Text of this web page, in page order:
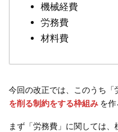
機械経費
労務費
材料費
今回の改正では、このうち「
を削る制約をする枠組み を作
まず「労務費」に関しては